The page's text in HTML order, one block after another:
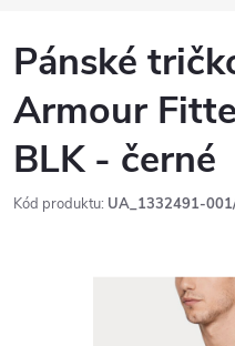
Pánské
Armour
BLK - černé
Kód produktu: UA_1332491-